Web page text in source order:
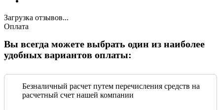
Загрузка отзывов...
Оплата
Вы всегда можете выбрать один из наиболее
удобных вариантов оплаты:
Безналичный расчет путем перечисления средств на
расчетный счет нашей компании